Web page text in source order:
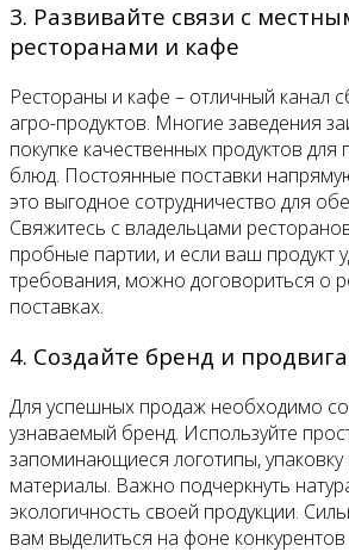
3. Развивайте связи с
ресторанами и кафе
Рестораны и кафе – отличный канал
агро-продуктов. Многие заведения
покупке качественных продуктов для
блюд. Постоянные поставки
это выгодное сотрудничество для
Свяжитесь с владельцами
пробные партии, и если ваш продукт
требования, можно договориться о
поставках.
4. Создайте бренд и
Для успешных продаж необходимо
узнаваемый бренд. Используйте
запоминающиеся логотипы,
материалы. Важно подчеркнуть
экологичность своей продукции.
вам выделиться на фоне конкурентов